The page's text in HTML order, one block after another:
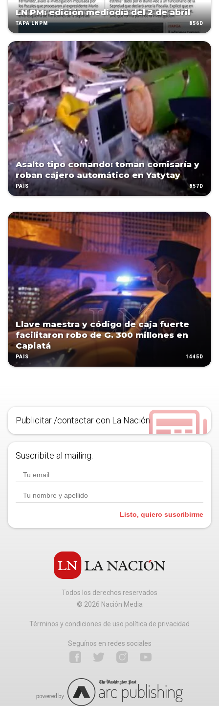
LN PM: edición mediodía del 2 de abril
TAPA LNPM 856D
Asalto tipo comando: toman comisaría y
roban cajero automático en Yatytay
PAÍS 857D
Llave maestra y código de caja fuerte
facilitaron robo de G. 300 millones en
Capiatá
PAÍS 1445D
Publicitar /contactar con La Nación
Suscribite al mailing.
Listo, quiero suscribirme
Todos los derechos reservados
© 2026 Nación Media
Términos y condiciones de uso política de privacidad
Seguínos en redes sociales